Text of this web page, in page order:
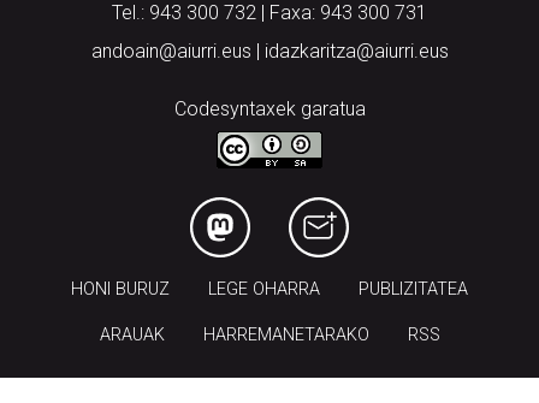
Tel.: 943 300 732 | Faxa: 943 300 731
andoain@aiurri.eus | idazkaritza@aiurri.eus
Codesyntaxek garatua
HONI BURUZ LEGE OHARRA PUBLIZITATEA
ARAUAK HARREMANETARAKO RSS